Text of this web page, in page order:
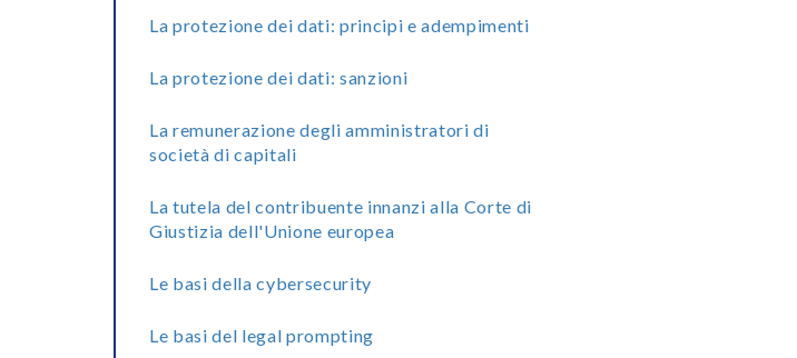
La protezione dei dati: principi e adempimenti
La protezione dei dati: sanzioni
La remunerazione degli amministratori di
società di capitali
La tutela del contribuente innanzi alla Corte di
Giustizia dell'Unione europea
Le basi della cybersecurity
Le basi del legal prompting